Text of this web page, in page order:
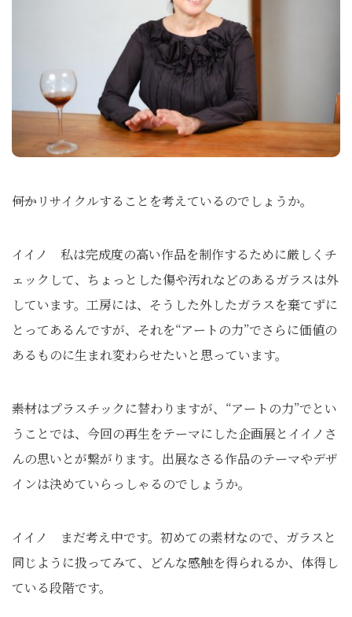
――何かリサイクルすることを考えているのでしょうか。
イイノ 私は完成度の高い作品を制作するために厳しくチ
ェックして、ちょっとした傷や汚れなどのあるガラスは外
しています。工房には、そうした外したガラスを棄てずに
とってあるんですが、それを“アートの力”でさらに価値の
あるものに生まれ変わらせたいと思っています。
――素材はプラスチックに替わりますが、“アートの力”でとい
うことでは、今回の再生をテーマにした企画展とイイノさ
んの思いとが繋がります。出展なさる作品のテーマやデザ
インは決めていらっしゃるのでしょうか。
イイノ まだ考え中です。初めての素材なので、ガラスと
同じように扱ってみて、どんな感触を得られるか、体得し
ている段階です。